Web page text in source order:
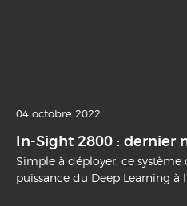
04 octobre 2022
In-Sight 2800 : dernier
Simple à déployer, ce
puissance du Deep Learning à